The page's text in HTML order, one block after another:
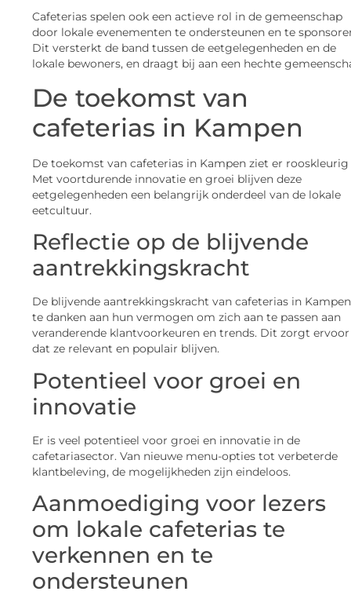
Cafeterias spelen ook een actieve rol in de gemeenschap
door lokale evenementen te ondersteunen en te
Dit versterkt de band tussen de eetgelegenheden en de
lokale bewoners, en draagt bij aan een hechte
De toekomst van
cafeterias in Kampen
De toekomst van cafeterias in Kampen ziet er
Met voortdurende innovatie en groei blijven deze
eetgelegenheden een belangrijk onderdeel van de lokale
eetcultuur.
Reflectie op de blijvende
aantrekkingskracht
De blijvende aantrekkingskracht van cafeterias in
te danken aan hun vermogen om zich aan te passen aan
veranderende klantvoorkeuren en trends. Dit zorgt ervoor
dat ze relevant en populair blijven.
Potentieel voor groei en
innovatie
Er is veel potentieel voor groei en innovatie in de
cafetariasector. Van nieuwe menu-opties tot verbeterde
klantbeleving, de mogelijkheden zijn eindeloos.
Aanmoediging voor lezers
om lokale cafeterias te
verkennen en te
ondersteunen